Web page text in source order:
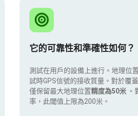
它的可靠性和準確性如何？
測試在用戶的設備上進行。地理位
試時GPS信號的接收質量。對於覆
僅保留最大地理位置精度為50米 。
率，此閾值上限為200米。